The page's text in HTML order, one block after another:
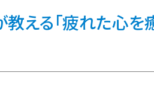
える「疲れた心を